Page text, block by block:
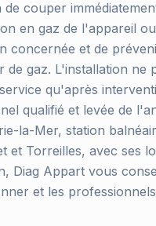
de couper
en gaz de l'appareil
concernée et de
de gaz. L'installation ne
qu'après
qualifié et levée de
la-Mer, station
et Torreilles, avec ses
Diag Appart vous
et les